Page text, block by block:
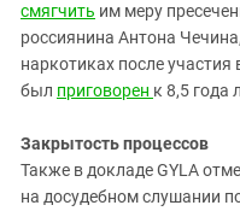
смягчить им меру
россиянина Антона
наркотиках после участия
был приговорен к 8,5 года
Закрытость процессов
Также в докладе GYLA
на досудебном слушании